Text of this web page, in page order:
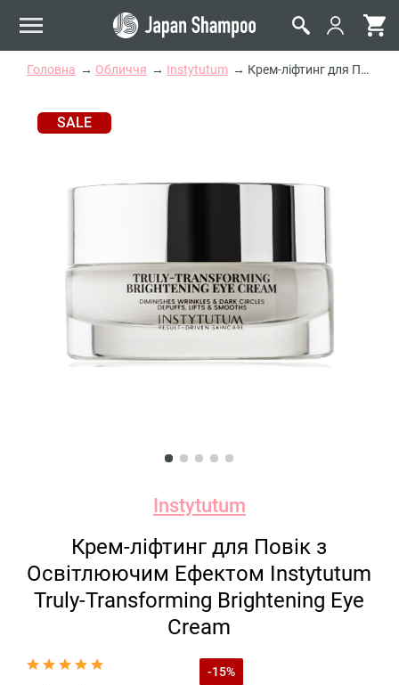
Головна Обличчя Instytutum Крем-ліфтинг для Повік з Освітлюючим Ефектом Instytutum Truly-Transforming Brightening Eye Cream
SALE
Instytutum
Крем-ліфтинг для Повік з
Освітлюючим Ефектом Instytutum
Truly-Transforming Brightening Eye
Cream
-15%